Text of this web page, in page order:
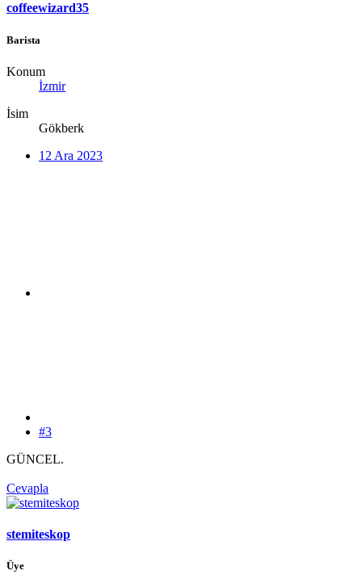
coffeewizard35
Barista
Konum
İzmir
İsim
Gökberk
12 Ara 2023
#3
GÜNCEL.
Cevapla
stemiteskop
Üye